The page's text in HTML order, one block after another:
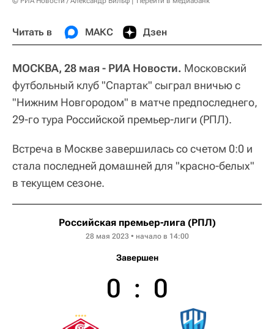
Читать в МАКС Дзен
МОСКВА, 28 мая - РИА Новости. Московский
футбольный клуб "Спартак" сыграл вничью с
"Нижним Новгородом" в матче предпоследнего,
29-го тура Российской премьер-лиги (РПЛ).
Встреча в Москве завершилась со счетом 0:0 и
стала последней домашней для "красно-белых"
в текущем сезоне.
Российская премьер-лига (РПЛ)
28 мая 2023 • начало в 14:00
Завершен
0 : 0